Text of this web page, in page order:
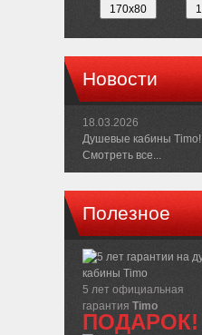
Новости
18.03.2026
Душевые кабины Timo!
Смотреть все...
Полезное
5 лет официальная
гарантия Timo
ПОДАРОК!